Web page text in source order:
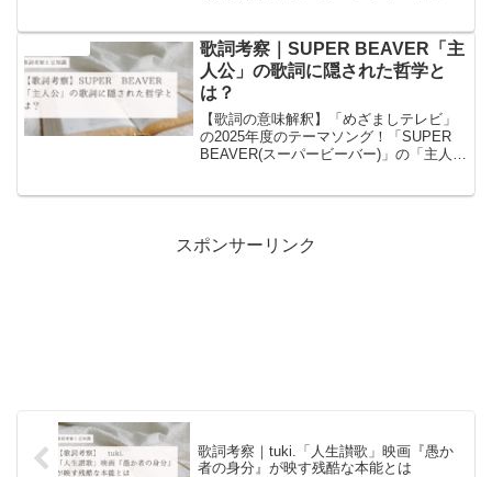
味についての考察と歌詞に含まれるワー
ドについての豆知識を書いています！
歌詞考察｜SUPER BEAVER「主
人公」の歌詞に隠された哲学と
は？
【歌詞の意味解釈】「めざましテレビ」
の2025年度のテーマソング！「SUPER
BEAVER(スーパービーバー)」の「主人
スポンサーリンク
歌詞考察｜tuki.「人生讃歌」映画『愚か
者の身分』が映す残酷な本能とは